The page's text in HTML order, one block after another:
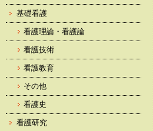
基礎看護
看護理論・看護論
看護技術
看護教育
その他
看護史
看護研究